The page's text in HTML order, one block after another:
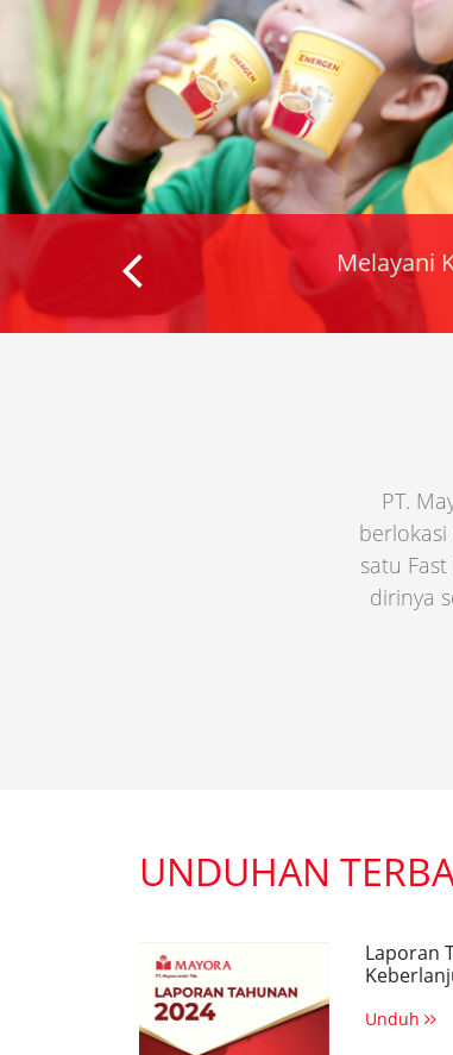
Kami terus dipandu
kebahagiaan untuk
PT.
satu
dirinya
UNDUHAN
Laporan
Unduh